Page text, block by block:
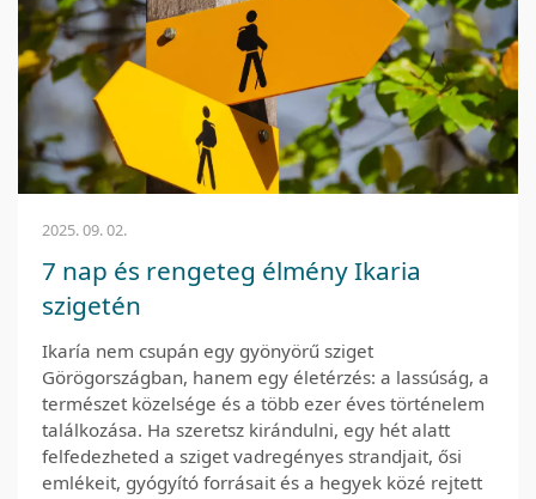
2025. 09. 02.
7 nap és rengeteg élmény Ikaria
szigetén
Ikaría nem csupán egy gyönyörű sziget
Görögországban, hanem egy életérzés: a lassúság, a
természet közelsége és a több ezer éves történelem
találkozása. Ha szeretsz kirándulni, egy hét alatt
felfedezheted a sziget vadregényes strandjait, ősi
emlékeit, gyógyító forrásait és a hegyek közé rejtett